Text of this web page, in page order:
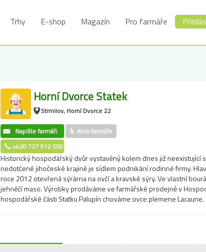
Trhy E-shop Magazín Pro farmáře
Horní Dvorce Statek
Strmilov, Horní Dvorce 22
Napište farmáři
Web farmáře
+420 727 912 500
Historický hospodářský dvůr vystavěný kolem dnes již neexistující
nedotčené jihočeské krajině je sídlem podnikání rodinné firmy.
roce 2012 otevřená sýrárna na ovčí a kravské sýry. Ve vlastní
jehněčí maso. Výrobky prodáváme ve farmářské prodejně v
hospodářské části Statku Palupín chováme ovce plemene Lacaune.